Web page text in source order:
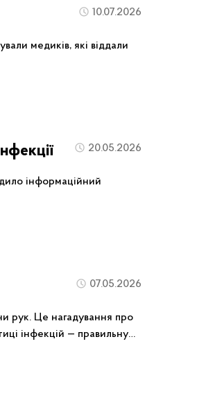
10.07.2026
медиків, які віддали
20.05.2026
інформаційний
07.05.2026
рук. Це нагадування про
інфекцій — правильну